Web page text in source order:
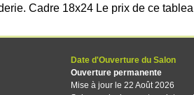
Cadre 18x24 Le prix de ce
Date d'Ouverture du Salon
Ouverture permanente
Mise à jour le 22 Août 2026